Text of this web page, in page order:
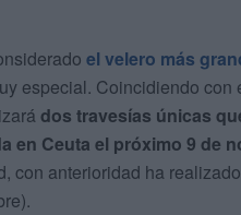
el velero más
especial. Coincidiendo con
dos travesías únicas
en Ceuta el próximo 9 de
con anterioridad ha